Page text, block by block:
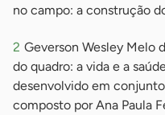
no campo: a construção
Geverson Wesley Melo
do quadro: a vida e a
desenvolvido em
composto por Ana Paula